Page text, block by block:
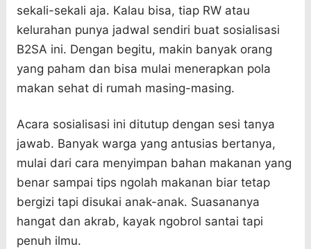
sekali-sekali aja. Kalau bisa, tiap RW atau
kelurahan punya jadwal sendiri buat sosialisasi
B2SA ini. Dengan begitu, makin banyak orang
yang paham dan bisa mulai menerapkan pola
makan sehat di rumah masing-masing.
Acara sosialisasi ini ditutup dengan sesi tanya
jawab. Banyak warga yang antusias bertanya,
mulai dari cara menyimpan bahan makanan yang
benar sampai tips ngolah makanan biar tetap
bergizi tapi disukai anak-anak. Suasananya
hangat dan akrab, kayak ngobrol santai tapi
penuh ilmu.